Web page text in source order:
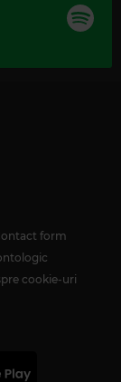
form
cookie-uri